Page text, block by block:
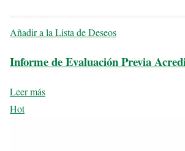
Añadir a la Lista de Deseos
Informe de Evaluación Previa
Leer más
Hot